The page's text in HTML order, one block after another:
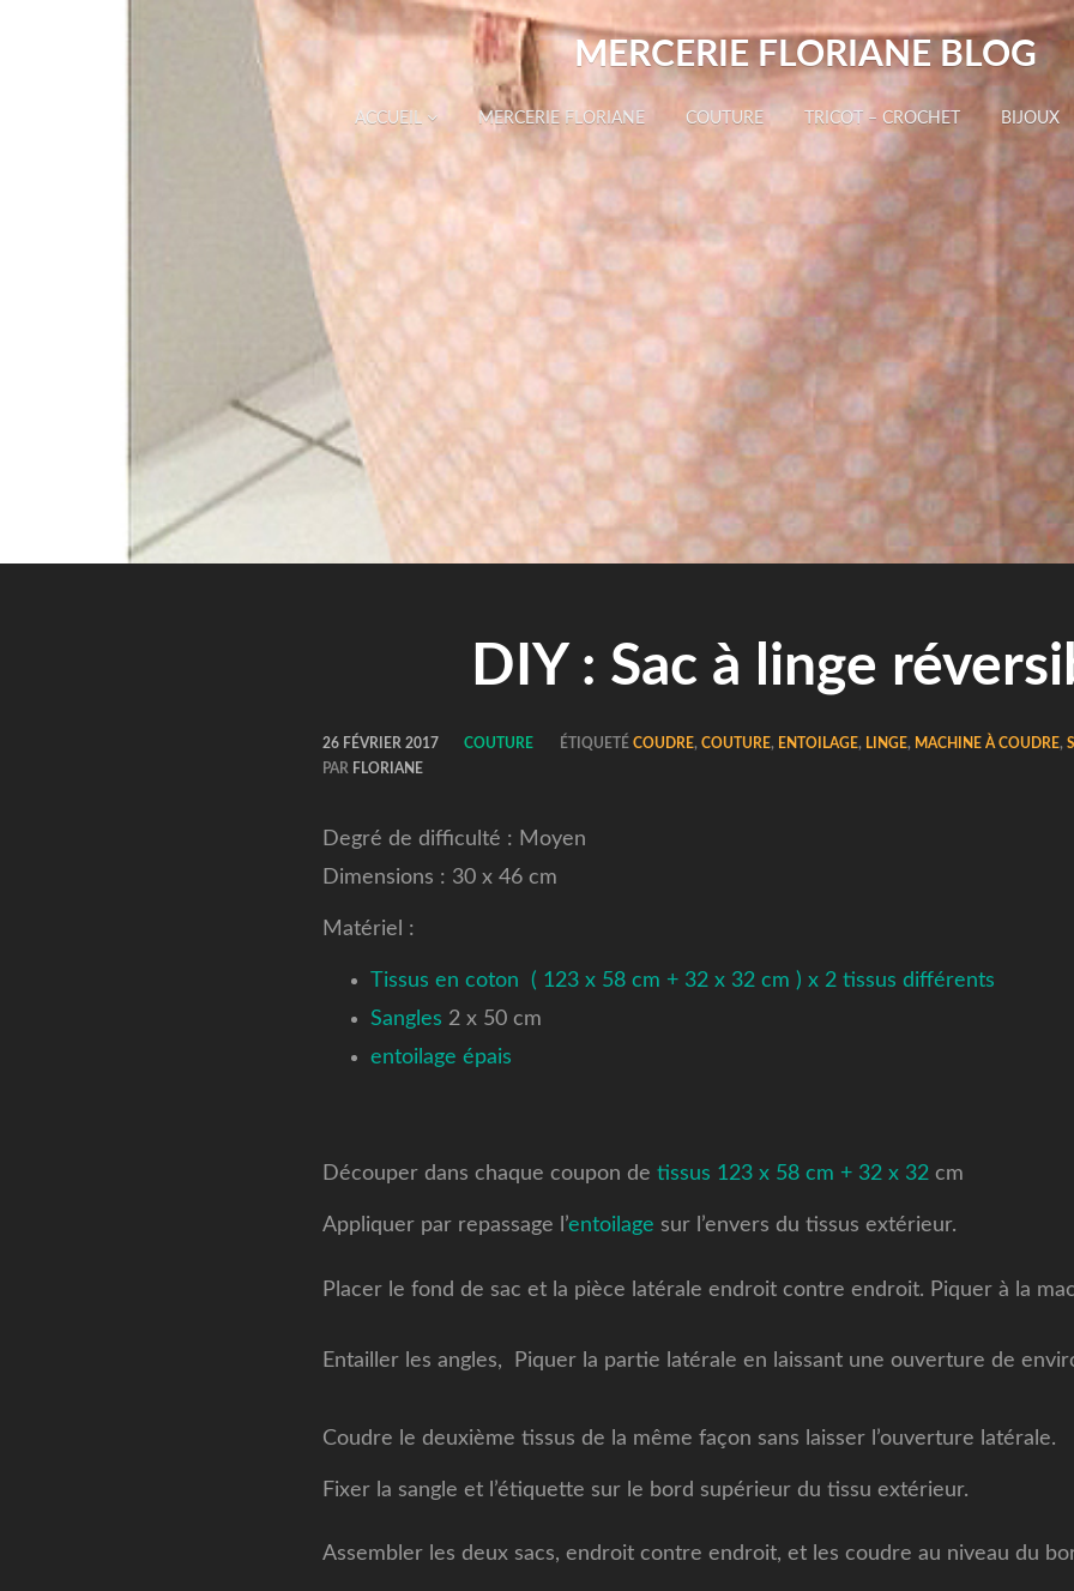
MERCERIE FLORIANE BLOG
ACCUEIL MERCERIE FLORIANE COUTURE TRICOT – CROCHET BIJOUX
DIY : Sac à linge
26 FÉVRIER 2017 COUTURE ÉTIQUETÉ COUDRE, COUTURE, ENTOILAGE, LINGE, MACHINE À COUDRE,
PAR FLORIANE
Degré de difficulté : Moyen
Dimensions : 30 x 46 cm
Matériel :
Tissus en coton ( 123 x 58 cm + 32 x 32 cm ) x 2 tissus différents
Sangles 2 x 50 cm
entoilage épais
Découper dans chaque coupon de tissus 123 x 58 cm + 32 x 32 cm
Appliquer par repassage l’entoilage sur l’envers du tissus extérieur.
Placer le fond de sac et la pièce latérale endroit contre endroit. Piquer à la
Entailler les angles, Piquer la partie latérale en laissant une ouverture de
Coudre le deuxième tissus de la même façon sans laisser l’ouverture latérale.
Fixer la sangle et l’étiquette sur le bord supérieur du tissu extérieur.
Assembler les deux sacs, endroit contre endroit, et les coudre au niveau du